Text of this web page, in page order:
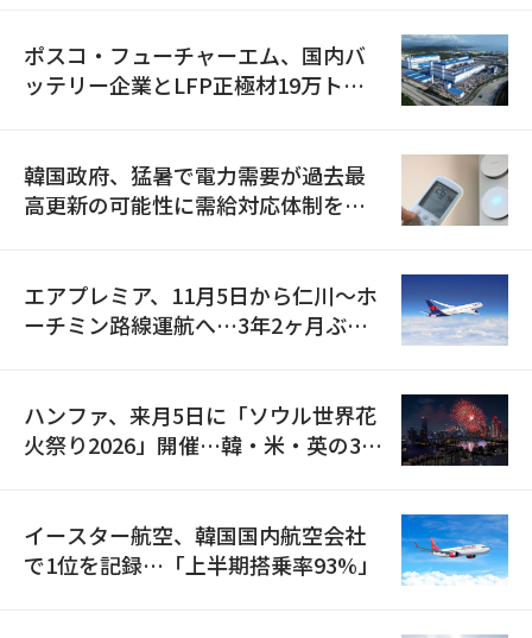
ポスコ・フューチャーエム、国内バ
ッテリー企業とLFP正極材19万トン
韓国政府、猛暑で電力需要が過去最
高更新の可能性に需給対応体制を点
エアプレミア、11月5日から仁川〜ホ
ーチミン路線運航へ…3年2ヶ月ぶり
ハンファ、来月5日に「ソウル世界花
火祭り2026」開催…韓・米・英の3カ
イースター航空、韓国国内航空会社
で1位を記録…「上半期搭乗率93%」